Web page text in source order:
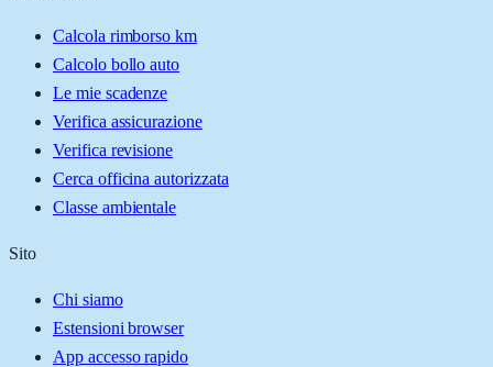
Calcola rimborso km
Calcolo bollo auto
Le mie scadenze
Verifica assicurazione
Verifica revisione
Cerca officina autorizzata
Classe ambientale
Sito
Chi siamo
Estensioni browser
App accesso rapido